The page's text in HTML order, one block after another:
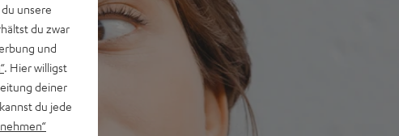
unsere
du zwar
und
. Hier willigst
deiner
du jede